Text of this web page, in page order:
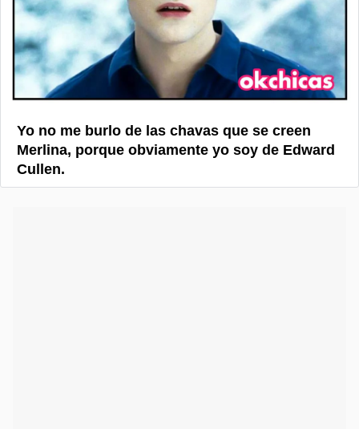
Yo no me burlo de las chavas que se creen
Merlina, porque obviamente yo soy de Edward
Cullen.